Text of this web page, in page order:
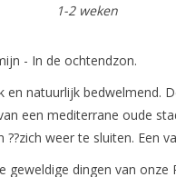
1-2 weken
- In de ochtendzon.
en natuurlijk bedwelmend.
een mediterrane oude
??zich weer te sluiten. Een
geweldige dingen van